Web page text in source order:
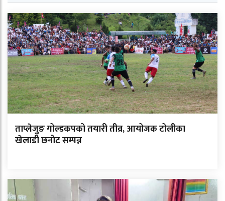
ताप्लेजुङ गोल्डकपको तयारी तीव्र, आयोजक टोलीका
खेलाडी छनोट सम्पन्न